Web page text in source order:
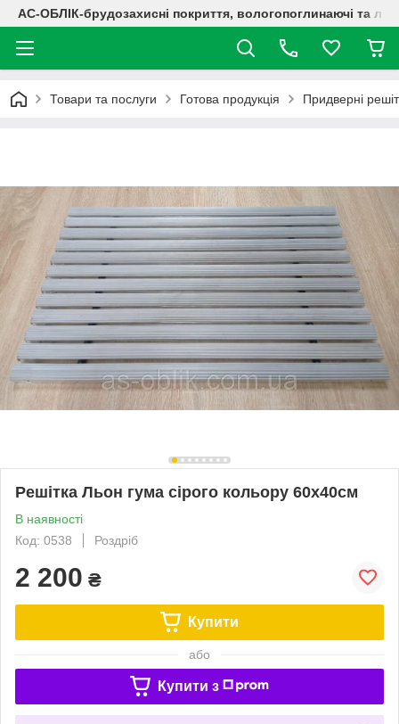
АС-ОБЛІК-брудозахисні покриття, вологопоглинаючі та
Товари та послуги Готова продукція Придверні
Решітка Льон гума сірого кольору 60х40см
В наявності
Код: 0538
Роздріб
2 200 ₴
Купити
або
Купити з